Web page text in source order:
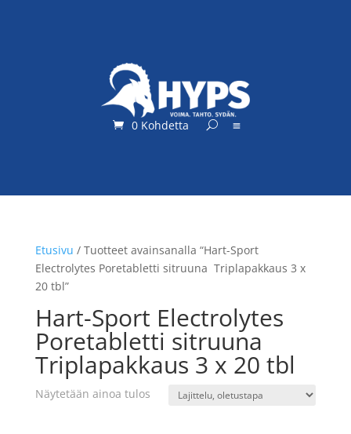
0 Kohdetta
Etusivu / Tuotteet avainsanalla “Hart-Sport
Electrolytes Poretabletti sitruuna Triplapakkaus 3 x
20 tbl”
Hart-Sport Electrolytes
Poretabletti sitruuna
Triplapakkaus 3 x 20 tbl
Näytetään ainoa tulos